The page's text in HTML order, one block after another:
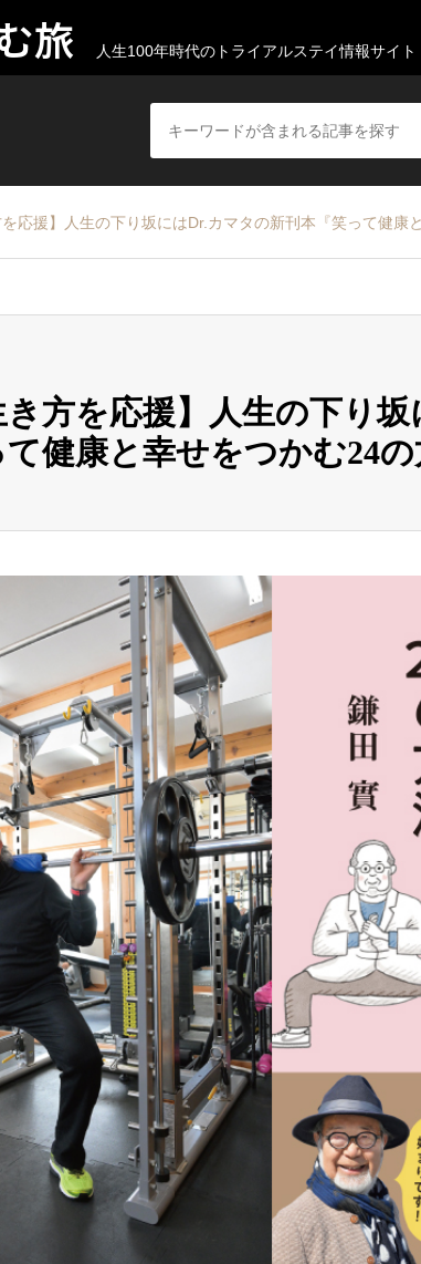
旅 人生100年時代のトライアルステイ情報サイト
を応援】人生の下り坂にはDr.カマタの新刊本『笑って健康
き方を応援】人生の下り
健康と幸せをつかむ24の